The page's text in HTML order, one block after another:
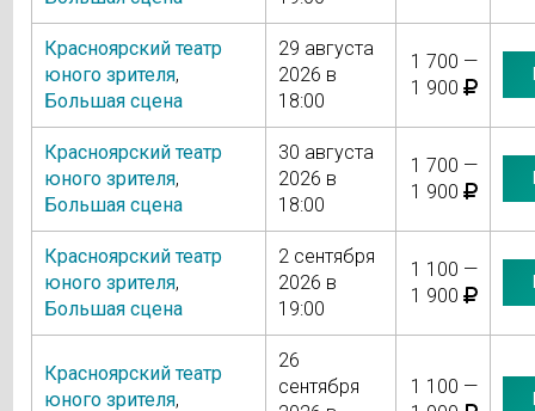
Красноярский театр
юного зрителя,
Большая сцена
29 августа
2026 в
18:00
1 700 —
1 900
Красноярский театр
юного зрителя,
Большая сцена
30 августа
2026 в
18:00
1 700 —
1 900
Красноярский театр
юного зрителя,
Большая сцена
2 сентября
2026 в
19:00
1 100 —
1 900
Красноярский театр
юного зрителя,
26
сентября
1 100 —